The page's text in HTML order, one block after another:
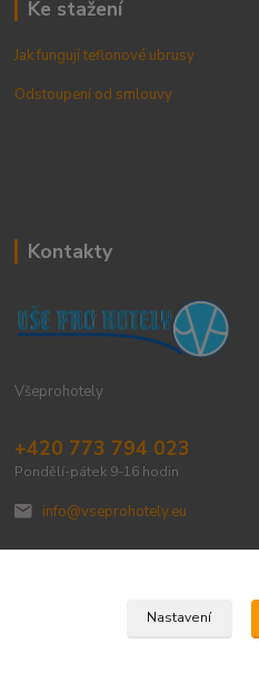
Ke stažení
Jak fungují teflonové ubrusy
Odstoupení od smlouvy
Kontakty
Všeprohotely
+420 773 794 023
Pondělí-pátek 9-16 hodin
info@vseprohotely.eu
Upravit
Nastavení